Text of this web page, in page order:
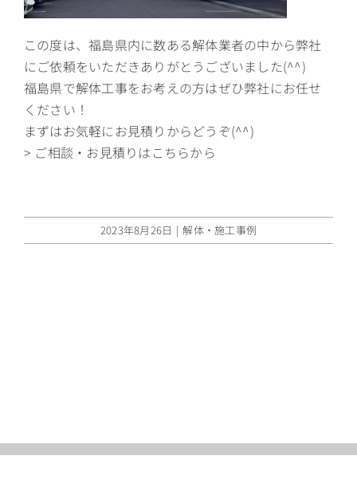
この度は、福島県内に数ある解体業者の中から弊社
にご依頼をいただきありがとうございました(^^)
福島県で解体工事をお考えの方はぜひ弊社にお任せ
ください！
まずはお気軽にお見積りからどうぞ(^^)
> ご相談・お見積りはこちらから
2023年8月26日 | 解体・施工事例